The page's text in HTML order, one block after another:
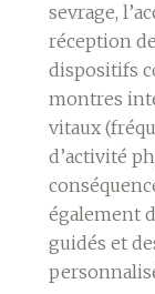
sevrage,
réception
dispositifs
montres
vitaux
d’activité
également
guidés et